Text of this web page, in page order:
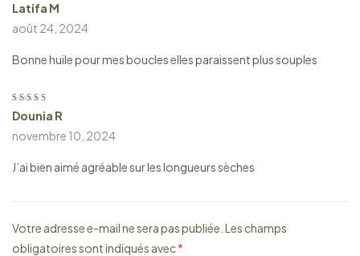
Note5sur 5
Latifa M
août 24, 2024
Bonne huile pour mes boucles elles paraissent plus souples
Note 5sur 5
Dounia R
novembre 10, 2024
J’ai bien aimé agréable sur les longueurs sèches
Votre adresse e-mail ne sera pas publiée. Les champs
obligatoires sont indiqués avec*